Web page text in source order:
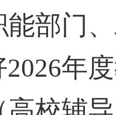
能部门
2026年